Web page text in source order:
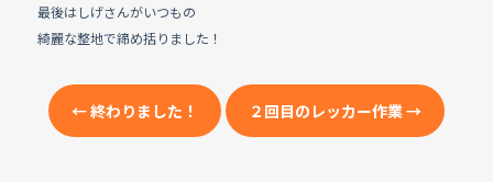
最後はしげさんがいつもの
綺麗な整地で締め括りました！
←終わりました！ ２回目のレッカー作業→